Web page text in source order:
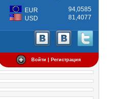
EUR
94,0585
USD
81,4077
Войти | Регистрация